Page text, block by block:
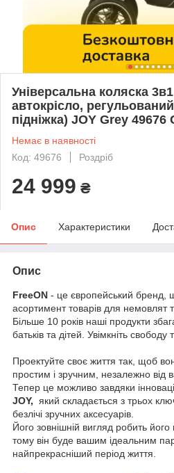
Універсальна коляска
автокрісло,
підніжка) JOY Grey 49676
Немає в наявності
Код: 49676
Роздріб
24 999 ₴
Опис Характеристики
Опис
FreeON - це європейський бренд,
асортимент товарів для немовлят
Більше 10 років наші продукти
батьків та дітей. Увімкніть
Проектуйте своє життя так, щоб
простим і зручним, незалежно від
Тепер це можливо завдяки
JOY, який складається з трьох
безлічі зручних аксесуарів.
Його зовнішній вигляд робить
тому він буде вашим ідеальним
найпрекрасніший період життя.